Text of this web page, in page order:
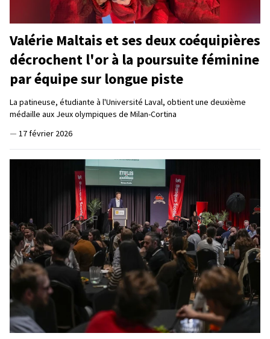
Valérie Maltais et ses deux coéquipières
décrochent l'or à la poursuite féminine
par équipe sur longue piste
La patineuse, étudiante à l'Université Laval, obtient une deuxième
médaille aux Jeux olympiques de Milan-Cortina
— 17 février 2026